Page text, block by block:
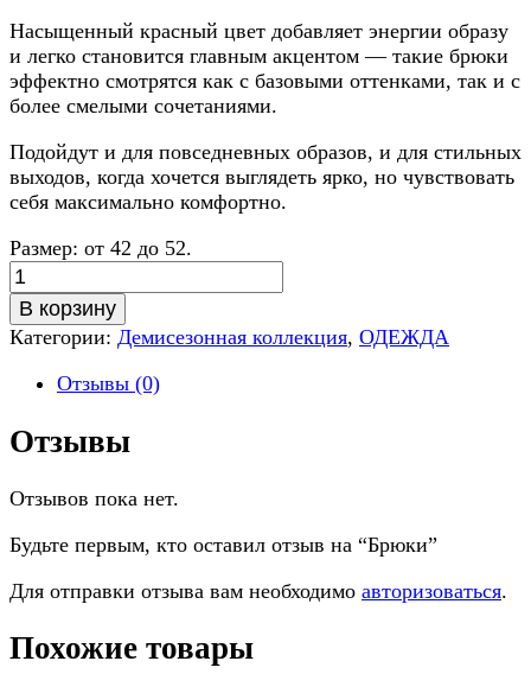
Насыщенный красный цвет добавляет энергии образу
и легко становится главным акцентом — такие брюки
эффектно смотрятся как с базовыми оттенками, так и с
более смелыми сочетаниями.
Подойдут и для повседневных образов, и для стильных
выходов, когда хочется выглядеть ярко, но чувствовать
себя максимально комфортно.
Размер: от 42 до 52.
Количество
Брюки
В корзину
Категории: Демисезонная коллекция, ОДЕЖДА
Отзывы (0)
Отзывы
Отзывов пока нет.
Будьте первым, кто оставил отзыв на “Брюки”
Для отправки отзыва вам необходимо авторизоваться.
Похожие товары